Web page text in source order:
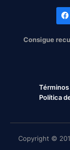
Consigue
Política
Copyright ©